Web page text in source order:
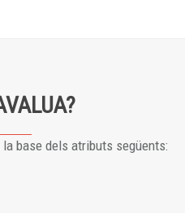
base dels atributs següents: